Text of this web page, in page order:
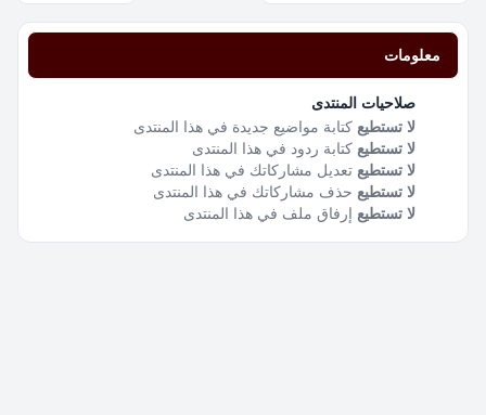
معلومات
صلاحيات المنتدى
لا تستطيع كتابة مواضيع جديدة في هذا المنتدى
لا تستطيع كتابة ردود في هذا المنتدى
لا تستطيع تعديل مشاركاتك في هذا المنتدى
لا تستطيع حذف مشاركاتك في هذا المنتدى
لا تستطيع إرفاق ملف في هذا المنتدى